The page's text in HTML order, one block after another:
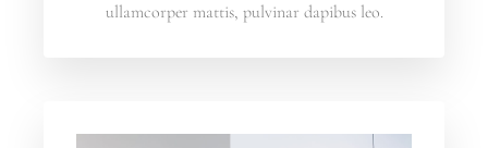
ullamcorper mattis, pulvinar dapibus leo.